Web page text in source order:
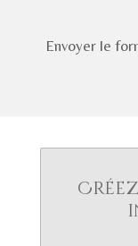
Envoyer le